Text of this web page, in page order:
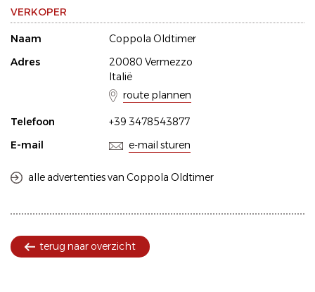
VERKOPER
Naam
Coppola Oldtimer
Adres
20080 Vermezzo
Italië
route plannen
Telefoon
+39 3478543877
E-mail
e-mail sturen
alle advertenties van Coppola Oldtimer
terug naar overzicht